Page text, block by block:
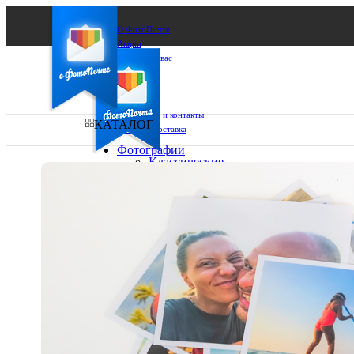
О ФотоПочте
Акции
Сделаем за вас
Бизнесу
FAQ
Франшиза
Поддержка и контакты
Оплата и доставка
Выберите из списка:
КАТАЛОГ
Фотографии
Классические
10х15
15х15
15х20
20х20
20х30
30х30
30х40
Фото
в